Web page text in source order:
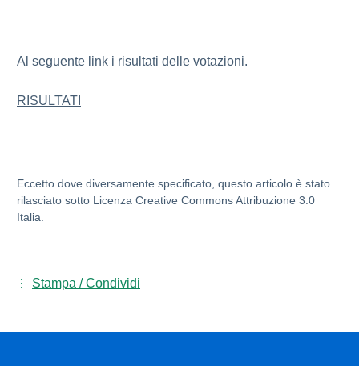
Al seguente link i risultati delle votazioni.
RISULTATI
Eccetto dove diversamente specificato, questo articolo è stato
rilasciato sotto Licenza Creative Commons Attribuzione 3.0
Italia.
Stampa / Condividi